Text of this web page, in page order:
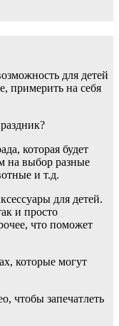
для детей
примерить на себя
которая будет
на выбор разные
и т.д.
для детей.
и просто
что поможет
которые могут
чтобы запечатлеть